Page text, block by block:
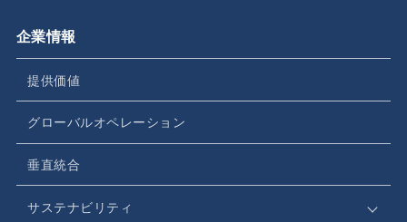
企業情報
提供価値
グローバルオペレーション
垂直統合
サステナビリティ